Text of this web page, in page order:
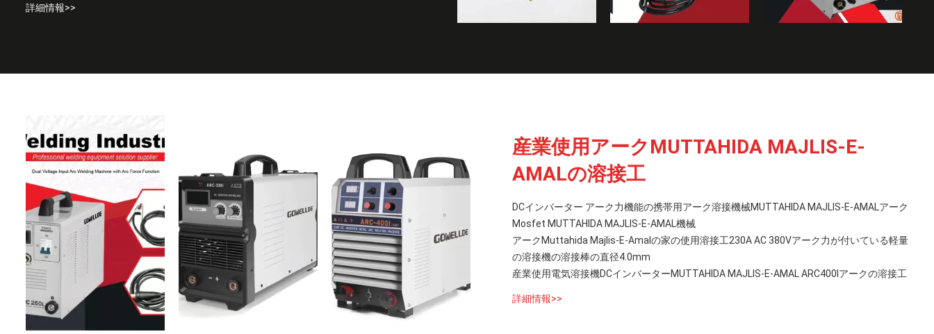
詳細情報>>
産業使用アークMUTTAHIDA MAJLIS-E-
AMALの溶接工
DCインバーター アーク力機能の携帯用アーク溶接機械MUTTAHIDA MAJLIS-E-AMALアーク
Mosfet MUTTAHIDA MAJLIS-E-AMAL機械
アークMuttahida Majlis-E-Amalの家の使用溶接工230A AC 380Vアーク力が付いている軽量
の溶接機の溶接棒の直径4.0mm
産業使用電気溶接機DCインバーターMUTTAHIDA MAJLIS-E-AMAL ARC400Iアークの溶接工
詳細情報>>